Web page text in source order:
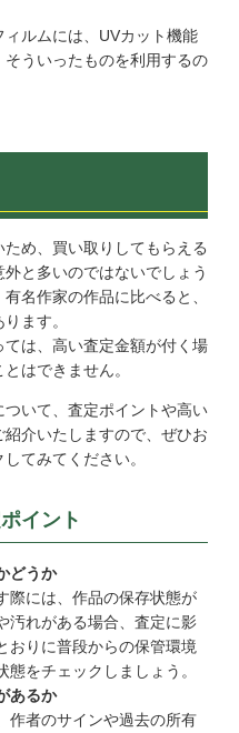
ルムには、UVカット機能
ういったものを利用するの
め、買い取りしてもらえる
と多いのではないでしょう
名作家の作品に比べると、
ます。
は、高い査定金額が付く場
はできません。
いて、査定ポイントや高い
介いたしますので、ぜひお
てみてください。
イント
どうか
際には、作品の保存状態が
汚れがある場合、査定に影
おりに普段からの保管環境
をチェックしましょう。
あるか
作者のサインや過去の所有